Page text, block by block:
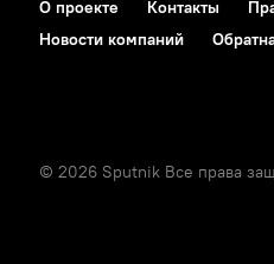
О проекте Контакты
Новости компаний
© 2026 Sputnik Все права